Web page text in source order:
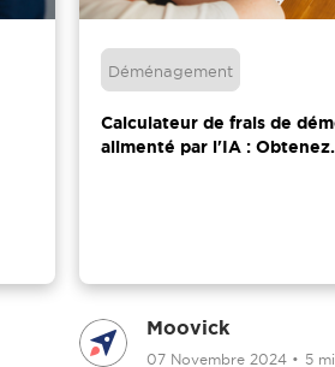
Déménagement
Calculateur de frais de
alimenté par l'IA :
Moovick
07 Novembre 2024 • 5